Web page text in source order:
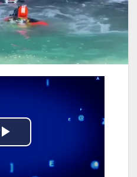
P
l